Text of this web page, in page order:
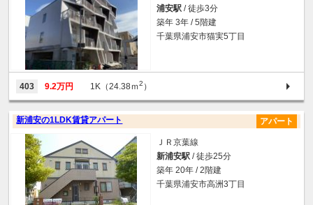
浦安駅 / 徒歩3分
築年 3年 / 5階建
千葉県浦安市猫実5丁目
403 9.2万円 1K（24.38ｍ2 ）
新浦安の1LDK賃貸アパート アパート
ＪＲ京葉線
新浦安駅 / 徒歩25分
築年 20年 / 2階建
千葉県浦安市高洲3丁目